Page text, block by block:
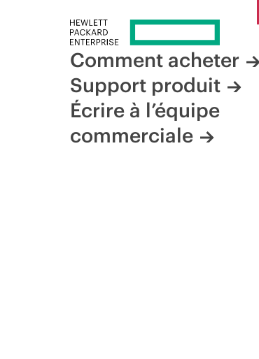
Comment acheter
Support produit
Écrire à l’équipe
commerciale